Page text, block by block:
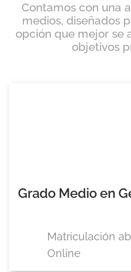
Contamos con una
medios, diseñados
opción que mejor se
objetivos
Grado Medio en
Matriculación
Online